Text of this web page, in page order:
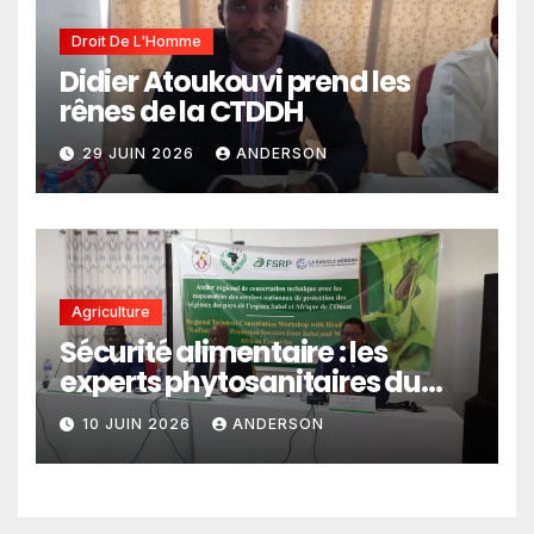
Droit De L'Homme
Didier Atoukouvi prend les
rênes de la CTDDH
29 JUIN 2026 ANDERSON
Agriculture
Sécurité alimentaire : les
experts phytosanitaires du
Sahel et d’Afrique de l’Ouest
en conclave à Lomé
10 JUIN 2026 ANDERSON